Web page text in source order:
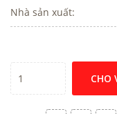
Nhà sản xuất:
CHO